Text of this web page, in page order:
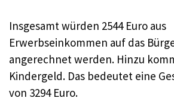
Insgesamt würden 2544 Euro aus
Erwerbseinkommen auf das
angerechnet werden. Hinzu
Kindergeld. Das bedeutet eine
von 3294 Euro.